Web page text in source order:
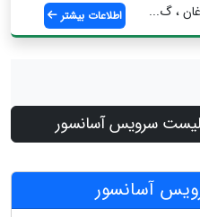
، گ... اطلاعات بیشتر
سرویس آسانسور
آسانسور